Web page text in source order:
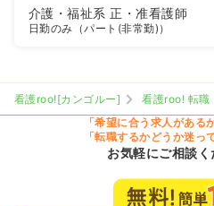
介護・福祉系正・准看護師
日勤のみ（パート(非常勤)）
看護roo![カンゴルー] 看護roo! 転職
「希望に合う求人がある
「転職するかどうか迷っ
お気軽にご相談く